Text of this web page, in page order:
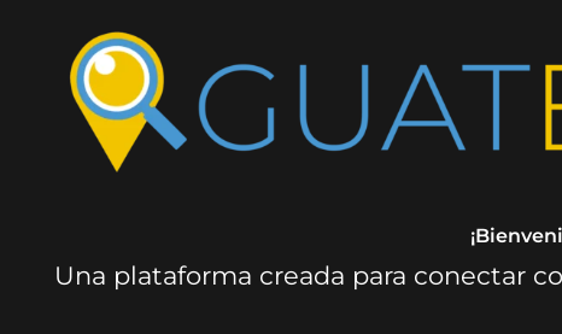
Una plataforma creada para conectar